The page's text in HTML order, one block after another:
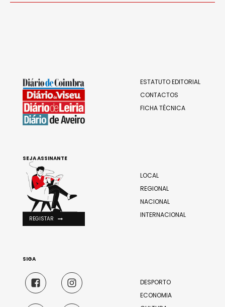
ESTATUTO EDITORIAL
CONTACTOS
FICHA TÉCNICA
LOCAL
REGIONAL
NACIONAL
INTERNACIONAL
DESPORTO
ECONOMIA
SEJA ASSINANTE
REGISTAR
SIGA